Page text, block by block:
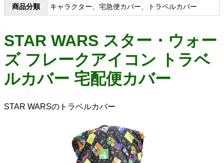
商品分類 キャラクター、宅急便カバー、トラベルカバー
STAR WARS スター・ウォー
ズ フレークアイコン トラベ
ルカバー 宅配便カバー
STAR WARSのトラベルカバー